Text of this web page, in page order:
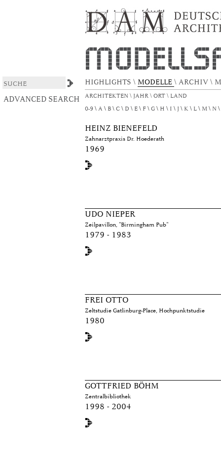
Browsing DAS ARCHITEKTURMODELL by
HIGHLIGHTS \ MODELLE \ ARCHIV \
ARCHITEKTEN \ JAHR \ ORT \ LAND
ADVANCED SEARCH
0-9 A B C D E F G H I J K L M N
HEINZ BIENEFELD
Zahnarztpraxis Dr. Hoederath
1969
UDO NIEPER
Zeilpavillon, "Birmingham Pub"
1979 - 1983
FREI OTTO
Zeltstudie Gatlinburg-Place, Hochpunktstudie
1980
GOTTFRIED BÖHM
Zentralbibliothek
1998 - 2004